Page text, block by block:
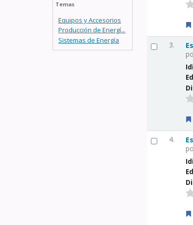
Temas
Equipos y Accesorios
Producción de Energí...
Sistemas de Energía
3.
4.